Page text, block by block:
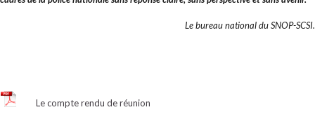
Le bureau national du SNOP-SCSI.
Le compte rendu de réunion